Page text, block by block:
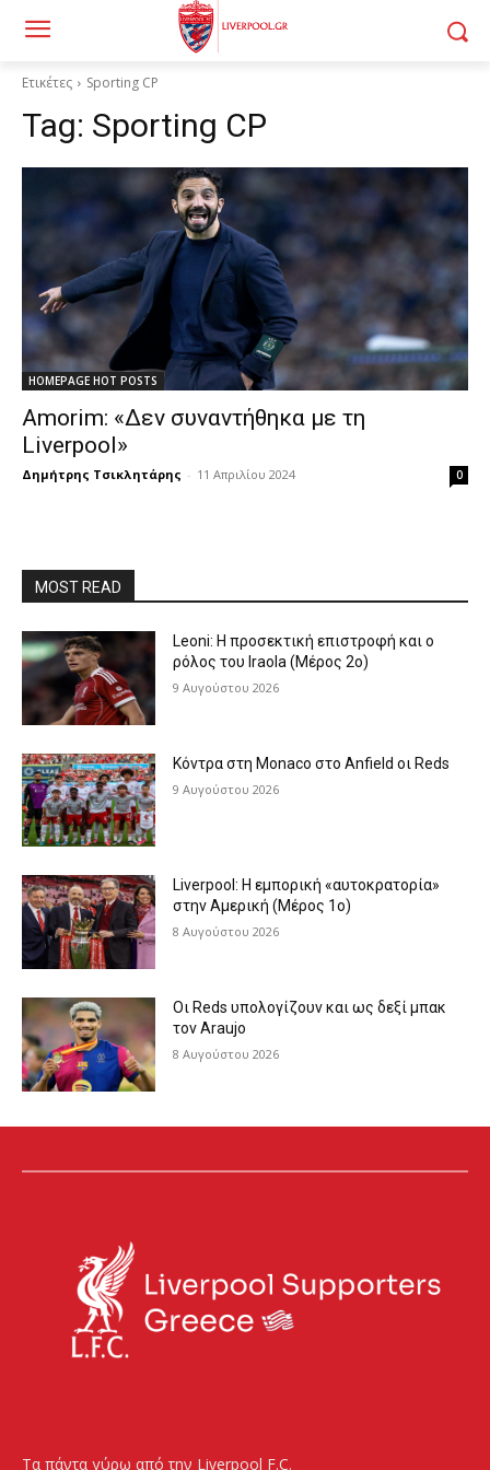
Ετικέτες Sporting CP
Tag: Sporting CP
HOMEPAGE HOT POSTS
Amorim: «Δεν συναντήθηκα με τη
Liverpool»
Δημήτρης Τσικλητάρης - 11 Απριλίου 2024 0
MOST READ
Leoni: Η προσεκτική επιστροφή και ο
ρόλος του Iraola (Μέρος 2ο)
9 Αυγούστου 2026
Κόντρα στη Monaco στο Anfield οι Reds
9 Αυγούστου 2026
Liverpool: Η εμπορική «αυτοκρατορία»
στην Αμερική (Μέρος 1ο)
8 Αυγούστου 2026
Οι Reds υπολογίζουν και ως δεξί μπακ
τον Araujo
8 Αυγούστου 2026
Τα πάντα γύρω από την Liverpool F.C.